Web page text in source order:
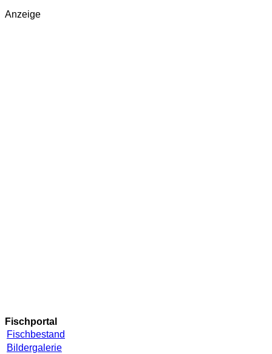
Anzeige
Fischportal
Fischbestand
Bildergalerie